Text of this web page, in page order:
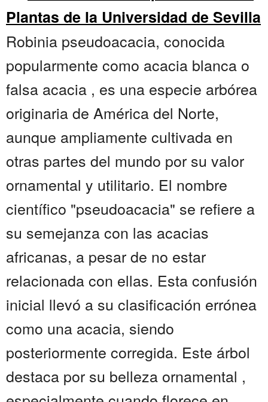
Plantas de la Universidad de Sevilla
Robinia pseudoacacia, conocida
popularmente como acacia blanca o
falsa acacia , es una especie arbórea
originaria de América del Norte,
aunque ampliamente cultivada en
otras partes del mundo por su valor
ornamental y utilitario. El nombre
científico "pseudoacacia" se refiere a
su semejanza con las acacias
africanas, a pesar de no estar
relacionada con ellas. Esta confusión
inicial llevó a su clasificación errónea
como una acacia, siendo
posteriormente corregida. Este árbol
destaca por su belleza ornamental ,